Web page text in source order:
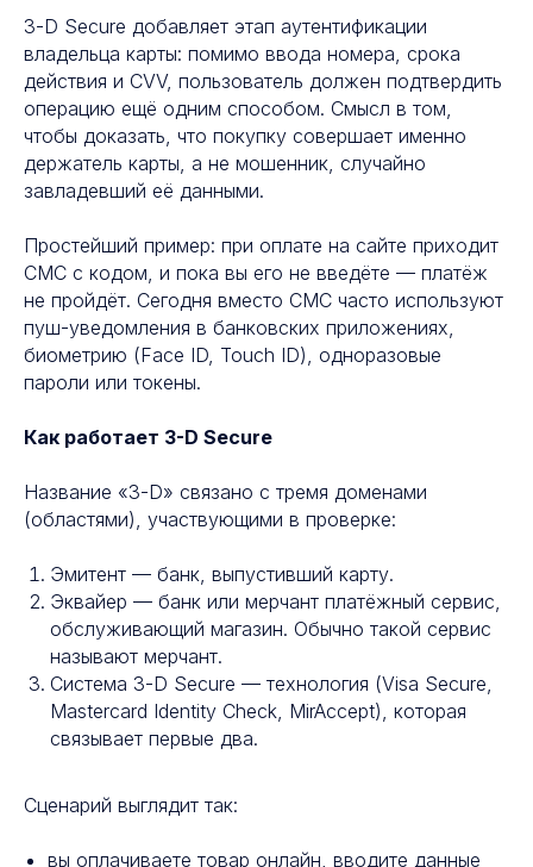
3-D Secure добавляет этап аутентификации
владельца карты: помимо ввода номера, срока
действия и CVV, пользователь должен подтвердить
операцию ещё одним способом. Смысл в том,
чтобы доказать, что покупку совершает именно
держатель карты, а не мошенник, случайно
завладевший её данными.
Простейший пример: при оплате на сайте приходит
СМС с кодом, и пока вы его не введёте — платёж
не пройдёт. Сегодня вместо СМС часто используют
пуш-уведомления в банковских приложениях,
биометрию (Face ID, Touch ID), одноразовые
пароли или токены.
Как работает 3-D Secure
Название «3-D» связано с тремя доменами
(областями), участвующими в проверке:
Эмитент — банк, выпустивший карту.
Эквайер — банк или мерчант платёжный сервис,
обслуживающий магазин. Обычно такой сервис
называют мерчант.
Система 3-D Secure — технология (Visa Secure,
Mastercard Identity Check, MirAccept), которая
связывает первые два.
Сценарий выглядит так:
вы оплачиваете товар онлайн, вводите данные